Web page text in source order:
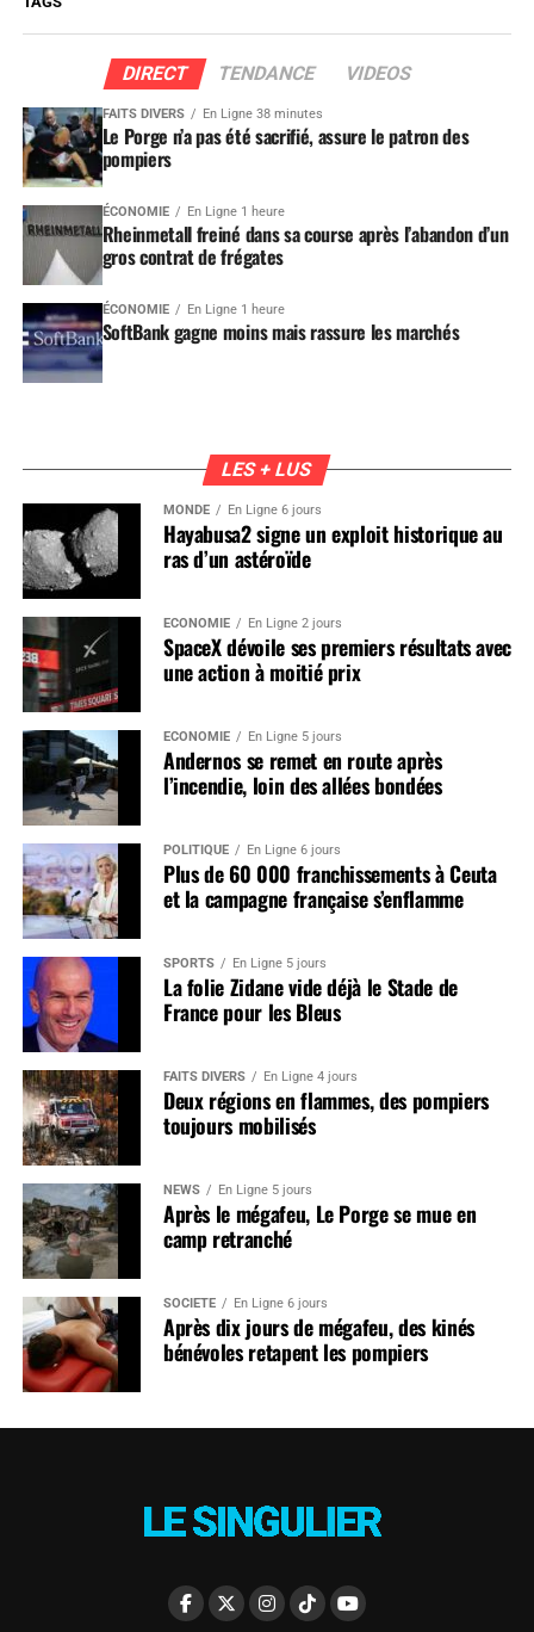
DIRECT TENDANCE VIDEOS
FAITS DIVERS En Ligne 38 minutes
Le Porge n’a pas été sacrifié, assure le patron des
pompiers
ÉCONOMIE En Ligne 1 heure
Rheinmetall freiné dans sa course après l’abandon d’un
gros contrat de frégates
ÉCONOMIE En Ligne 1 heure
SoftBank gagne moins mais rassure les marchés
LES + LUS
MONDE En Ligne 6 jours
Hayabusa2 signe un exploit historique au
ras d’un astéroïde
ÉCONOMIE En Ligne 2 jours
SpaceX dévoile ses premiers résultats avec
une action à moitié prix
ÉCONOMIE En Ligne 5 jours
Andernos se remet en route après
l’incendie, loin des allées bondées
POLITIQUE En Ligne 6 jours
Plus de 60 000 franchissements à Ceuta
et la campagne française s’enflamme
SPORTS En Ligne 5 jours
La folie Zidane vide déjà le Stade de
France pour les Bleus
FAITS DIVERS En Ligne 4 jours
Deux régions en flammes, des pompiers
toujours mobilisés
NEWS En Ligne 5 jours
Après le mégafeu, Le Porge se mue en
camp retranché
SOCIÉTÉ En Ligne 6 jours
Après dix jours de mégafeu, des kinés
bénévoles retapent les pompiers